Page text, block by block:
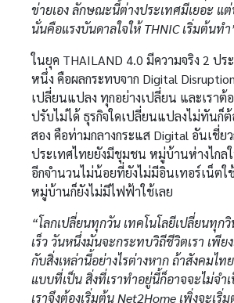
ข่ายเอง ลักษณะนี้ต่างประเทศมีเยอะ แต่
นั่นคือแรงบันดาลใจให้ THNIC เริ่มต้นทำ
ในยุค THAILAND 4.0 มีความจริง 2 ปร
หนึ่ง คือผลกระทบจาก Digital
เปลี่ยนแปลง ทุกอย่างเปลี่ยน และเราต้
ปรับไม่ได้ ธุรกิจใดเปลี่ยนแปลงไม่ทันก็
สอง คือท่ามกลางกระแส Digital อันเชี่ย
ประเทศไทยยังมีชุมชน หมู่บ้านห่างไกล
อีกจำนวนไม่น้อยที่ยังไม่มีอินเทอร์เน็ตใ
หมู่บ้านก็ยังไม่มีไฟฟ้าใช้เลย
“โลกเปลี่ยนทุกวัน เทคโนโลยีเปลี่ยนทุก
เร็ว วันหนึ่งมันจะกระทบวิถีชีวิตเรา เพีย
กับสิ่งเหล่านี้อย่างไรต่างหาก ถ้าสังคมไท
แบบที่เป็น สิ่งที่เราทำอยู่นี้ก็อาจจะไม่จำ
เราจึงต้องเริ่มต้น Net2Home เพิ่งจะเริ่